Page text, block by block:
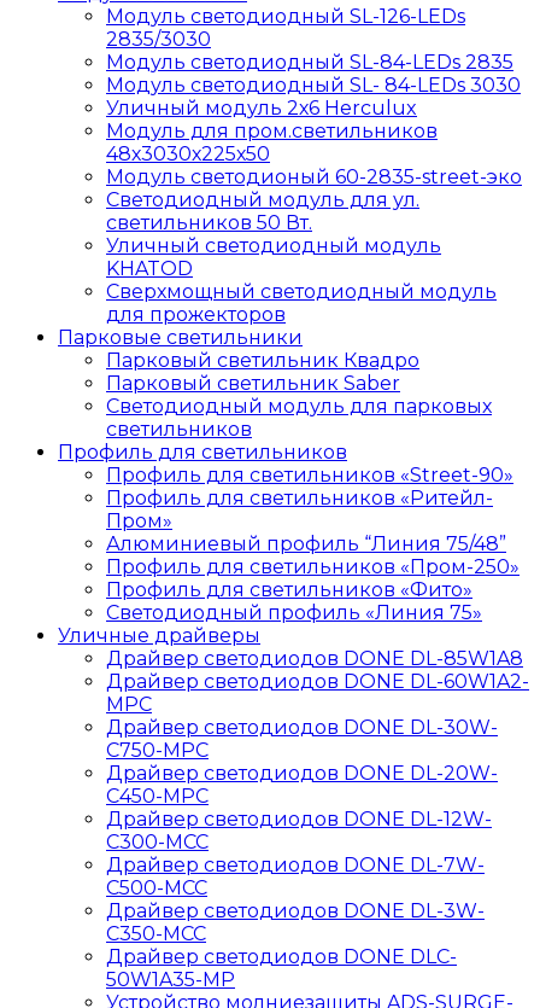
Модуль светодиодный SL-126-LEDs
2835/3030
Модуль светодиодный SL-84-LEDs 2835
Модуль светодиодный SL- 84-LEDs 3030
Уличный модуль 2х6 Herculux
Модуль для пром.светильников
48х3030х225х50
Модуль светодионый 60-2835-street-эко
Светодиодный модуль для ул.
светильников 50 Вт.
Уличный светодиодный модуль
KHATOD
Сверхмощный светодиодный модуль
для прожекторов
Парковые светильники
Парковый светильник Квадро
Парковый светильник Saber
Светодиодный модуль для парковых
светильников
Профиль для светильников
Профиль для светильников «Street-90»
Профиль для светильников «Ритейл-
Пром»
Алюминиевый профиль “Линия 75/48”
Профиль для светильников «Пром-250»
Профиль для светильников «Фито»
Светодиодный профиль «Линия 75»
Уличные драйверы
Драйвер светодиодов DONE DL-85W1A8
Драйвер светодиодов DONE DL-60W1A2-
MPС
Драйвер светодиодов DONE DL-30W-
C750-MPС
Драйвер светодиодов DONE DL-20W-
C450-MPС
Драйвер светодиодов DONE DL-12W-
C300-MCC
Драйвер светодиодов DONE DL-7W-
C500-MCC
Драйвер светодиодов DONE DL-3W-
C350-MCC
Драйвер светодиодов DONE DLC-
50W1A35-MP
Устройство молниезащиты ADS-SURGE-